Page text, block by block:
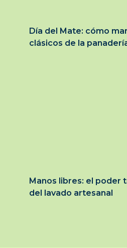
Día del Mate: cómo
clásicos de la
Manos libres: el poder
del lavado artesanal